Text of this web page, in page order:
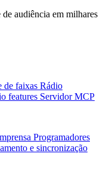
audiência em milhares
de faixas Rádio
features Servidor MCP
Programadores
e sincronização